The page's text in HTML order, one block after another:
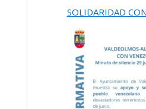
SOLIDARIDAD